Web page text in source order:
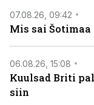
07.08.26, 09:42
Mis sai
06.08.26, 15:08
Kuulsad Briti
siin